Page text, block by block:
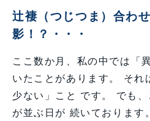
辻褄（つじつま）合わ
影！？・・・
ここ数か月、私の中では「
いたことがあります。 それ
少ない」こと です。 でも
が並ぶ日が 続いております